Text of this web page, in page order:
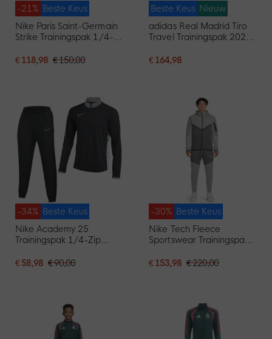
Beste Keus
-21%
Nike Paris Saint-Germain
Strike Trainingspak 1/4-
Felrood Donkerblauw
€ 118,98 € 150,00
Beste Keus Nieuw
adidas Real Madrid Tiro
Travel Trainingspak 2026-
€ 164,98
Beste Keus
-34%
Nike Academy 25
Trainingspak 1/4-Zip
€ 58,98 € 90,00
Beste Keus
-30%
Nike Tech Fleece
Sportswear Trainingspak
€ 153,98 € 220,00